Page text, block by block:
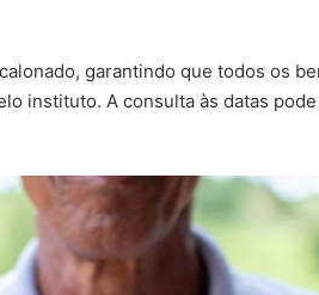
garantindo que todos os
instituto. A consulta às datas